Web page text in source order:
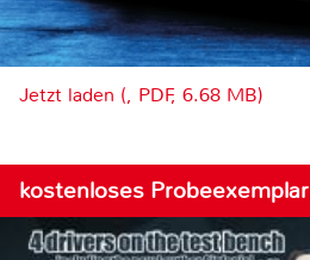
Jetzt laden (, PDF, 6.68 MB)
kostenloses Probeexemplar